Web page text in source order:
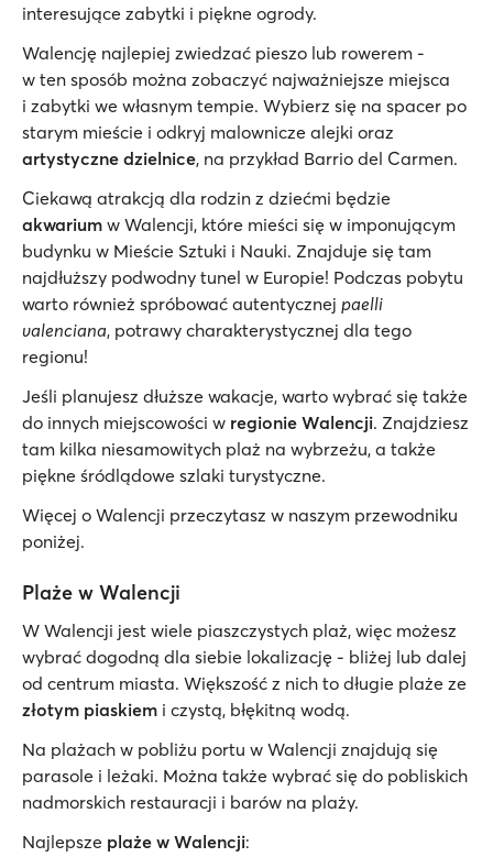
interesujące zabytki i piękne ogrody.
Walencję najlepiej zwiedzać pieszo lub rowerem -
w ten sposób można zobaczyć najważniejsze miejsca
i zabytki we własnym tempie. Wybierz się na spacer po
starym mieście i odkryj malownicze alejki oraz
artystyczne dzielnice, na przykład Barrio del Carmen.
Ciekawą atrakcją dla rodzin z dziećmi będzie
akwarium w Walencji, które mieści się w imponującym
budynku w Mieście Sztuki i Nauki. Znajduje się tam
najdłuższy podwodny tunel w Europie! Podczas pobytu
warto również spróbować autentycznej paelli
valenciana, potrawy charakterystycznej dla tego
regionu!
Jeśli planujesz dłuższe wakacje, warto wybrać się także
do innych miejscowości w regionie Walencji. Znajdziesz
tam kilka niesamowitych plaż na wybrzeżu, a także
piękne śródlądowe szlaki turystyczne.
Więcej o Walencji przeczytasz w naszym przewodniku
poniżej.
Plaże w Walencji
W Walencji jest wiele piaszczystych plaż, więc możesz
wybrać dogodną dla siebie lokalizację - bliżej lub dalej
od centrum miasta. Większość z nich to długie plaże ze
złotym piaskiem i czystą, błękitną wodą.
Na plażach w pobliżu portu w Walencji znajdują się
parasole i leżaki. Można także wybrać się do pobliskich
nadmorskich restauracji i barów na plaży.
Najlepsze plaże w Walencji: